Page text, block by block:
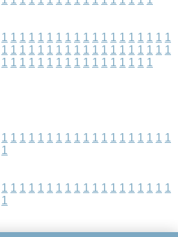
1 1 1 1 1 1 1 1 1 1 1 1 1 1 1 1 1 1 1
1 1 1 1 1 1 1 1 1 1 1 1 1 1 1 1 1 1 1
1 1 1 1 1 1 1 1 1 1 1 1 1 1 1 1 1
1 1 1 1 1 1 1 1 1 1 1 1 1 1 1 1 1 1 1
1
1 1 1 1 1 1 1 1 1 1 1 1 1 1 1 1 1 1 1
1